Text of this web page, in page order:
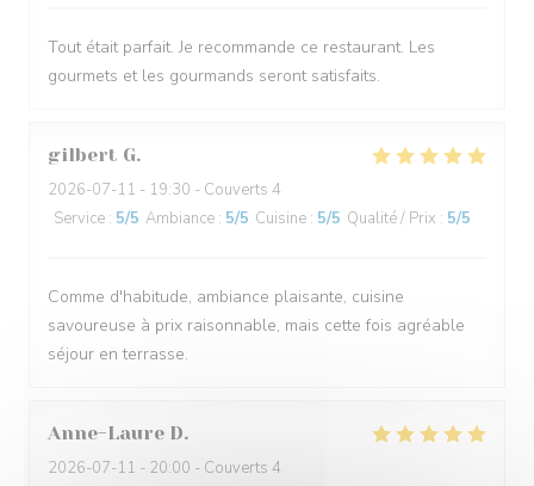
Tout était parfait. Je recommande ce restaurant. Les
gourmets et les gourmands seront satisfaits.
gilbert G
2026-07-11 - 19:30 - Couverts 4
Service : 5/5 Ambiance : 5/5 Cuisine : 5/5 Qualité / Prix : 5/5
Comme d'habitude, ambiance plaisante, cuisine
savoureuse à prix raisonnable, mais cette fois agréable
séjour en terrasse.
Anne-Laure D
2026-07-11 - 20:00 - Couverts 4